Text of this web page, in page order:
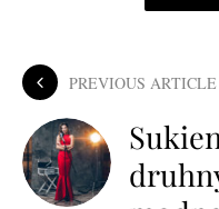
PREVIOUS ARTICLE